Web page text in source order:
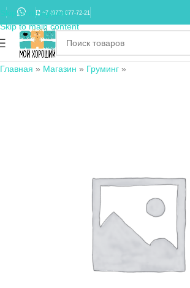
Skip to navigation
Skip to main content
+7 (977) 677-72-21
Главная » Магазин » Груминг »